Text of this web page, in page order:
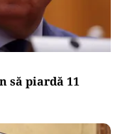
a legalizat